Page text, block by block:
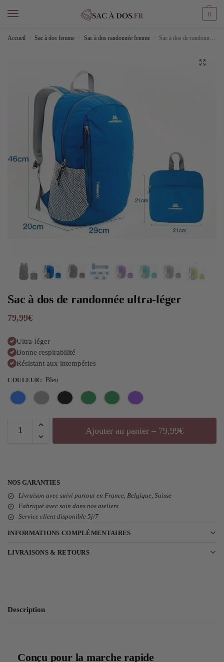
0
Accueil Sac à dos femme Sac à dos randonnée femme Sac à dos de randonnée ultra-léger
Sac à dos de randonnée ultra-léger
79,99€
Ultra-léger
Bonne respirabilité
Résistant aux intempéries
COULEUR: Bleu
Ajouter au panier – 79,99€
NOS GARANTIES
Livraison avec suivi partout en France, Belgique, Suisse
Fabriqué avec soin dans nos ateliers
Service client disponible 5j/7
INFORMATIONS COMPLÉMENTAIRES
LIVRAISONS & RETOURS
Description
Conçu pour la marche rapide